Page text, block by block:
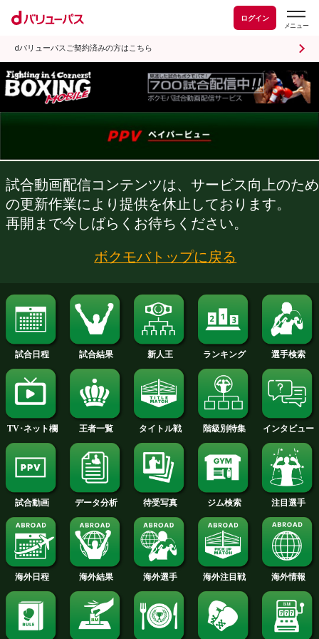
ログイン
dバリューパスご契約済みの方はこちら
試合動画配信コンテンツは、サービス
の更新作業により提供を休止しており
再開まで今しばらくお待ちください。
ボクモバトップに戻る
試合日程 試合結果 新人王 ランキング
TV･ネット欄 王者一覧 タイトル戦 階級別特集
試合動画 データ分析 待受写真 ジム検索